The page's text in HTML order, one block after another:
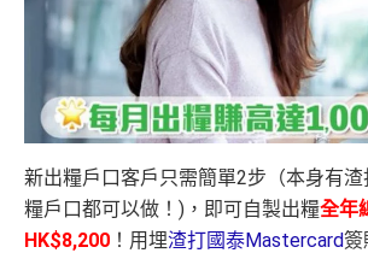
新出糧戶口客戶只需簡單2步（本身有
糧戶口都可以做！)，即可自製出糧全年
HK$8,200 ！用埋渣打國泰Mastercard簽